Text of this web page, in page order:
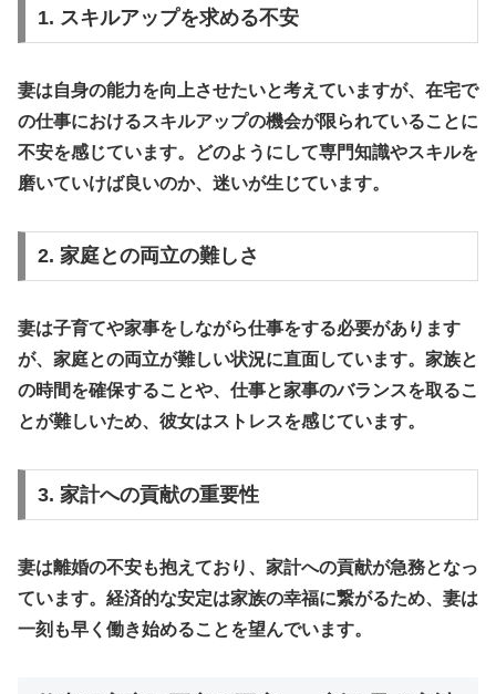
1. スキルアップを求める不安
妻は自身の能力を向上させたいと考えていますが、 在宅で
の仕事におけるスキルアップの機会が限られていることに
不安を感じています。どのようにして専門知識やスキルを
磨いていけば良いのか、迷いが生じています。
2. 家庭との両立の難しさ
妻は子育てや家事をしながら仕事をする必要があります
が、 家庭との両立が難しい状況に直面しています。家族と
の時間を確保することや、仕事と家事のバランスを取るこ
とが難しいため、彼女はストレスを感じています。
3. 家計への貢献の重要性
妻は離婚の不安も抱えており、 家計への貢献が急務となっ
ています。経済的な安定は家族の幸福に繋がるため、妻は
一刻も早く働き始めることを望んでいます。